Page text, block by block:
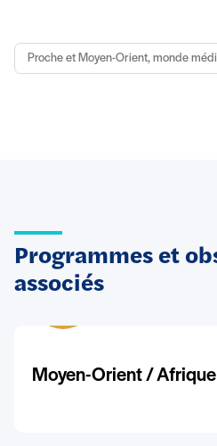
Proche et Moyen-Orient, monde
Programmes et
associés
Moyen-Orient /